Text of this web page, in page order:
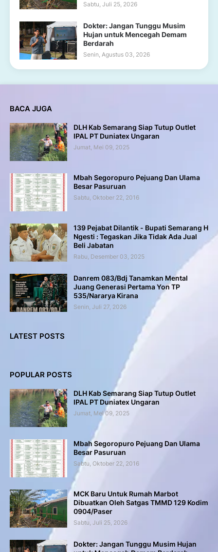
Sabtu, Juli 25, 2026
Dokter: Jangan Tunggu Musim
Hujan untuk Mencegah Demam
Berdarah
Senin, Agustus 03, 2026
BACA JUGA
DLH Kab Semarang Siap Tutup Outlet
IPAL PT Duniatex Ungaran
Jumat, Mei 09, 2025
Mbah Segoropuro Pejuang Dan Ulama
Besar Pasuruan
Sabtu, Oktober 22, 2016
139 Pejabat Dilantik - Bupati Semarang H
Ngesti : Tegaskan Jika Tidak Ada Jual
Beli Jabatan
Rabu, Desember 03, 2025
Danrem 083/Bdj Tanamkan Mental
Juang Generasi Pertama Yon TP
535/Nararya Kirana
Senin, Juli 27, 2026
LATEST POSTS
POPULAR POSTS
DLH Kab Semarang Siap Tutup Outlet
IPAL PT Duniatex Ungaran
Jumat, Mei 09, 2025
Mbah Segoropuro Pejuang Dan Ulama
Besar Pasuruan
Sabtu, Oktober 22, 2016
MCK Baru Untuk Rumah Marbot
Dibuatkan Oleh Satgas TMMD 129 Kodim
0904/Paser
Sabtu, Juli 25, 2026
Dokter: Jangan Tunggu Musim Hujan